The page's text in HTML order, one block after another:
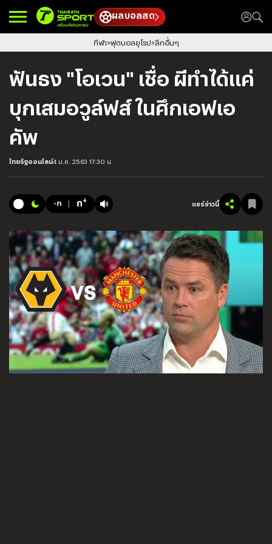
ผลบอลสด
กีฬา ฟุตบอลยุโรป ลีกอื่นๆ
ฟันธง "โอเวน" เชื่อ ผีทำได้แค่
บุกเสมอวูล์ฟส์ ในศึกเอฟเอ
คัพ
ไทยรัฐออนไลน์4 ม.ค. 2563 17:30 น.
-ก ก+ แชร์ข่าวนี้